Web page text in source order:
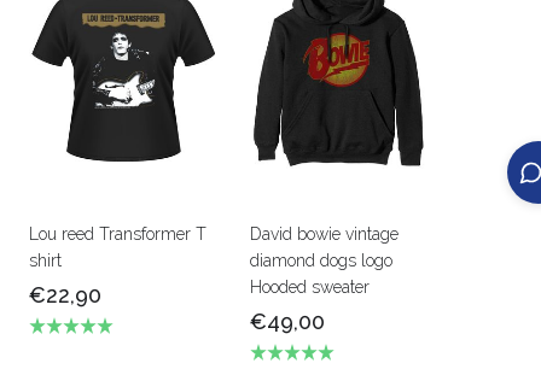
Lou reed Transformer T
shirt
€22,90
David bowie vintage
diamond dogs logo
Hooded sweater
€49,00